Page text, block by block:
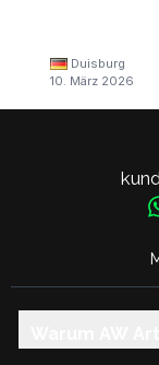
Duisburg
10. März 2026